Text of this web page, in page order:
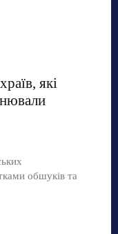
які
обшуків та